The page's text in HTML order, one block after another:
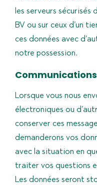
les serveurs sécurisés
BV ou sur ceux d’un
ces données avec
notre possession.
Communications
Lorsque vous nous
électroniques ou
conserver ces
demanderons vos
avec la situation en
traiter vos questions
Les données seront